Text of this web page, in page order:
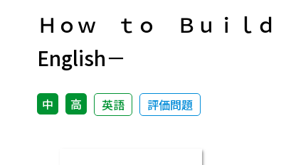
Ｈｏｗ ｔｏ Ｂｕｉｌｄ
English－
中 高 英語 評価問題